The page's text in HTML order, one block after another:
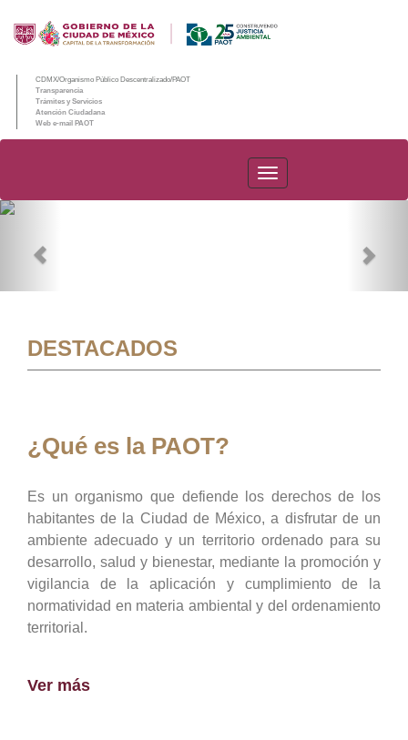
CDMX/Organismo Público Descentralizado/PAOT
Transparencia
Trámites y Servicios
Atención Ciudadana
Web e-mail PAOT
PAOT
DESTACADOS
¿Qué es la PAOT?
Es un organismo que defiende los derechos de los
habitantes de la Ciudad de México, a disfrutar de un
ambiente adecuado y un territorio ordenado para su
desarrollo, salud y bienestar, mediante la promoción y
vigilancia de la aplicación y cumplimiento de la
normatividad en materia ambiental y del ordenamiento
territorial.
Ver más